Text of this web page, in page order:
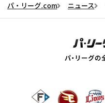
パ・リーグ.com ニュース